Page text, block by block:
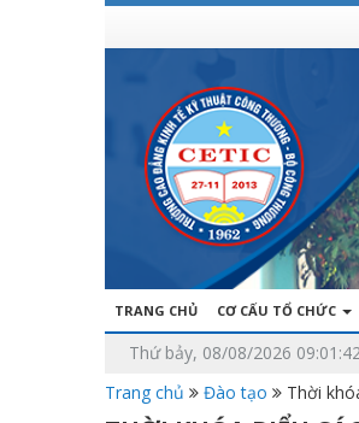
TRANG CHỦ CƠ CẤU TỔ CHỨC
Thứ bảy, 08/08/2026
Trang chủ
Đào tạo Thời